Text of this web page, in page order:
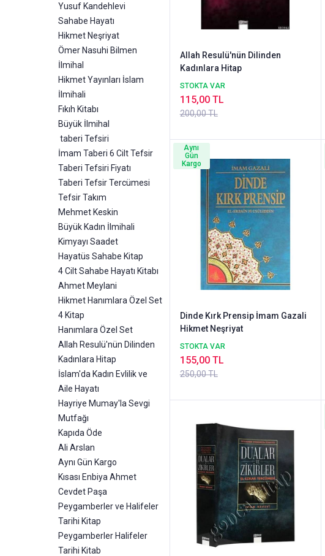
Yusuf Kandehlevi
Sahabe Hayatı
Hikmet Neşriyat
Ömer Nasuhi Bilmen
İlmihal
Hikmet Yayınları İslam
İlmihali
Fıkıh Kitabı
Büyük İlmihal
taberi Tefsiri
İmam Taberi 6 Cilt Tefsir
Taberi Tefsiri Fiyatı
Taberi Tefsir Tercümesi
Tefsir Takım
Mehmet Keskin
Büyük Kadın İlmihali
Kimyayı Saadet
Hayatüs Sahabe Kitap
4 Cilt Sahabe Hayatı Kitabı
Ahmet Meylani
Hikmet Hanımlara Özel Set
4 Kitap
Hanımlara Özel Set
Allah Resulü'nün Dilinden
Kadınlara Hitap
İslam'da Kadın Evlilik ve
Aile Hayatı
Hayriye Mumay'la Sevgi
Mutfağı
Kapıda Öde
Ali Arslan
Aynı Gün Kargo
Kısası Enbiya Ahmet
Cevdet Paşa
Peygamberler ve Halifeler
Tarihi Kitap
Peygamberler Halifeler
Tarihi Kitab
Allah Resulü'nün Dilinden
Kadınlara Hitap
STOKTA VAR
200,00 TL
115,00 TL
Dinde Kırk Prensip İmam Gazali
Hikmet Neşriyat
STOKTA VAR
250,00 TL
155,00 TL
Aynı
Gün
Kargo